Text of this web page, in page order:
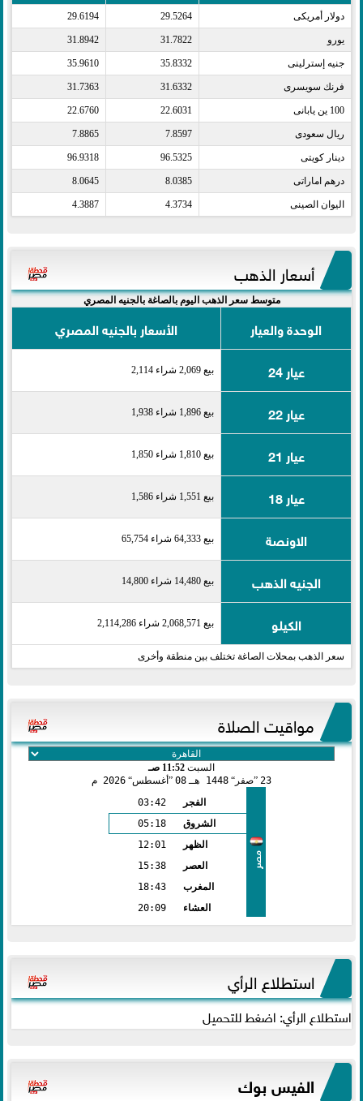
دولار أمريكى​ 29.5264
29.6194
يورو​ 31.7822
31.8942
جنيه إسترلينى​ 35.8332
35.9610
فرنك سويسرى​ 31.6332
31.7363
100 ين يابانى​ 22.6031
22.6760
ريال سعودى​ 7.8597
7.8865
دينار كويتى​ 96.5325
96.9318
درهم اماراتى​ 8.0385
8.0645
اليوان الصينى​ 4.3734
4.3887
أسعار الذهب
متوسط سعر الذهب اليوم بالصاغة بالجنيه المصري
الوحدة والعيار
الأسعار بالجنيه المصري
عيار 24
بيع 2,069 شراء 2,114
عيار 22 بيع 1,896 شراء 1,938
عيار 21 بيع 1,810 شراء 1,850
عيار 18 بيع 1,551 شراء 1,586
الاونصة بيع 64,333 شراء 65,754
الجنيه الذهب بيع 14,480 شراء 14,800
الكيلو بيع 2,068,571 شراء 2,114,286
سعر الذهب بمحلات الصاغة تختلف بين منطقة وأخرى
مواقيت الصلاة
السبت 11:52 صـ
23 صفر 1448 هـ 08 أغسطس 2026 م
مصر
الفجر
03:42
الشروق
05:18
الظهر
12:01
العصر
15:38
المغرب
18:43
العشاء
20:09
استطلاع الرأي
استطلاع الرأي: اضغط للتحميل
الفيس بوك